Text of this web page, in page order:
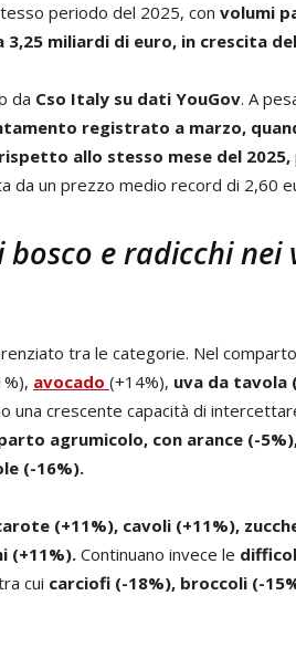
periodo del 2025, con volumi
miliardi di euro, in crescita
da Cso Italy su dati YouGov. A
registrato a marzo,
allo stesso mese del 2025,
da un prezzo medio record di 2,60
e radicchi nei
tra le categorie. Nel
avocado (+14%), uva da tavola
una crescente capacità di
agrumicolo, con arance (-
(-16%).
(+11%), cavoli (+11%),
(+11%). Continuano invece le
cui carciofi (-18%), broccoli (-